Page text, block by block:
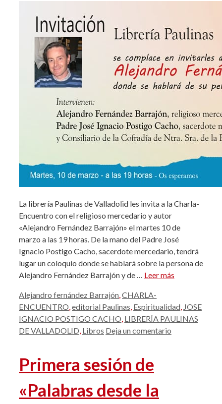
La librería Paulinas de Valladolid les invita a la Charla-
Encuentro con el religioso mercedario y autor
«Alejandro Fernández Barrajón» el martes 10 de
marzo a las 19 horas. De la mano del Padre José
Ignacio Postigo Cacho, sacerdote mercedario, tendrá
lugar un coloquio donde se hablará sobre la persona de
Alejandro Fernández Barrajón y de … Leer más
Etiquetas
Alejandro fernández Barrajón CHARLA-
ENCUENTRO editorial Paulinas Espiritualidad JOSE
IGNACIO POSTIGO CACHO LIBRERÍA PAULINAS
DE VALLADOLID Libros Deja un comentario
Primera sesión de
«Palabras desde la